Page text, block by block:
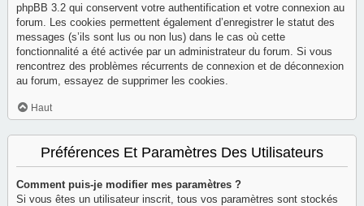
phpBB 3.2 qui conservent votre authentification et votre connexion au
forum. Les cookies permettent également d’enregistrer le statut des
messages (s’ils sont lus ou non lus) dans le cas où cette
fonctionnalité a été activée par un administrateur du forum. Si vous
rencontrez des problèmes récurrents de connexion et de déconnexion
au forum, essayez de supprimer les cookies.
Haut
Préférences Et Paramètres Des Utilisateurs
Comment puis-je modifier mes paramètres ?
Si vous êtes un utilisateur inscrit, tous vos paramètres sont stockés